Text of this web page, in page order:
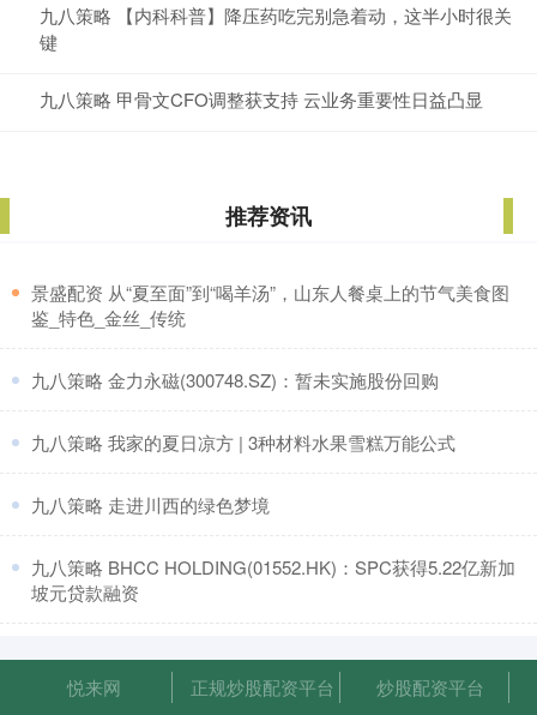
九八策略 【内科科普】降压药吃完别急着动，这半小时很关
键
九八策略 甲骨文CFO调整获支持 云业务重要性日益凸显
推荐资讯
​景盛配资 从“夏至面”到“喝羊汤”，山东人餐桌上的节气美食图
鉴_特色_金丝_传统
​九八策略 金力永磁(300748.SZ)：暂未实施股份回购
​九八策略 我家的夏日凉方 | 3种材料水果雪糕万能公式
​九八策略 走进川西的绿色梦境
​九八策略 BHCC HOLDING(01552.HK)：SPC获得5.22亿新加
坡元贷款融资
悦来网 正规炒股配资平台 炒股配资平台